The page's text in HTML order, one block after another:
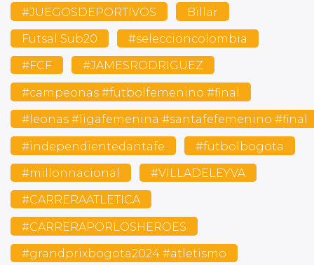
#JUEGOSDEPORTIVOS Billar
Futsal Sub20 #seleccioncolombia
#FCF #JAMESRODRIGUEZ
#campeonas #futbolfemenino #final
#leonas #ligafemenina #santafefemenino #final
#independientedantafe #futbolbogota
#millonnacional #VILLADELEYVA
#CARRERAATLETICA
#CARRERAPORLOSHEROES
#grandprixbogota2024 #atletismo